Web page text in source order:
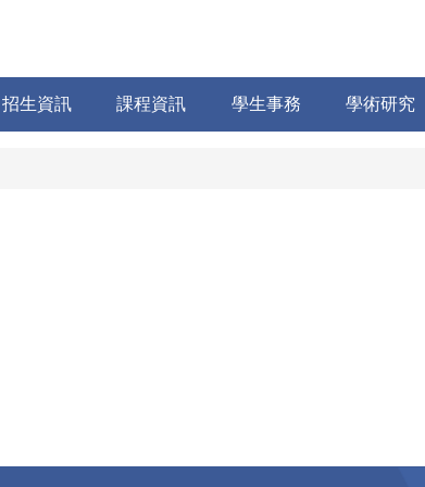
招生資訊 課程資訊 學生事務 學術研究